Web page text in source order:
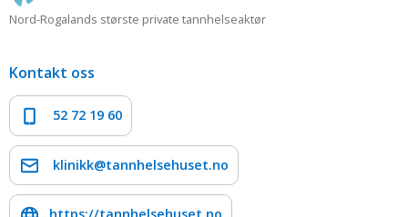
Nord-Rogalands største private tannhelseaktør
Kontakt oss
52 72 19 60
klinikk@tannhelsehuset.no